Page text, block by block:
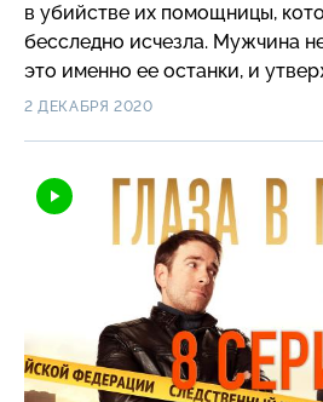
в убийстве их помощницы,
бесследно исчезла. Мужчина
это именно ее останки, и
за женщиной и в день пропажи
2 ДЕКАБРЯ 2020